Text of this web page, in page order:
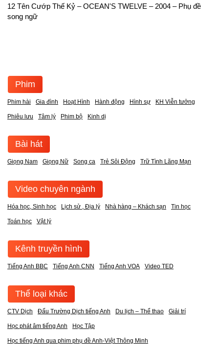
12 Tên Cướp Thế Kỷ – OCEAN'S TWELVE – 2004 – Phụ đề
song ngữ
Phim
Phim hài Gia đình Hoạt Hình Hành động Hình sự KH Viễn tưởng
Phiêu lưu Tâm lý Phim bộ Kinh dị
Bài hát
Giọng Nam Giọng Nữ Song ca Trẻ Sôi Động Trữ Tình Lãng Mạn
Video chuyên ngành
Hóa học, Sinh học Lịch sử , Địa lý Nhà hàng – Khách sạn Tin học
Toán học Vật lý
Kênh truyền hình
Tiếng Anh BBC Tiếng Anh CNN Tiếng Anh VOA Video TED
Thể loại khác
CTV Dịch Đấu Trường Dịch tiếng Anh Du lịch – Thể thao Giải trí
Học phát âm tiếng Anh Học Tập
Học tiếng Anh qua phim phụ đề Anh-Việt Thông Minh